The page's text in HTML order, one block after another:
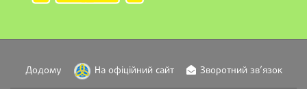
Додому На офіційний сайт Зворотний зв’язок